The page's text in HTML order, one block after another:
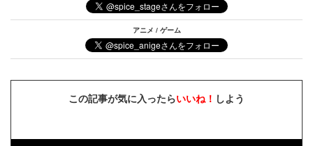
アニメ / ゲーム
この記事が気に入ったらいいね！ しよう